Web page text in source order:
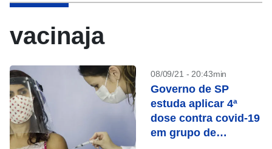
vacinaja
08/09/21 - 20:43min
Governo de SP
estuda aplicar 4ª
dose contra covid-19
em grupo de